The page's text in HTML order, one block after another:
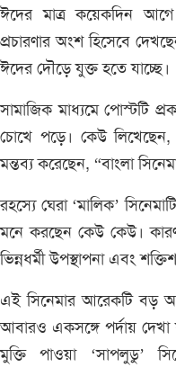
ঈদের মাত্র কয়েকদিন
প্রচারণার অংশ হিসেবে
ঈদের দৌড়ে যুক্ত হতে যাচ্ছে।
সামাজিক মাধ্যমে পোস্টটি
চোখে পড়ে। কেউ
মন্তব্য করেছেন, “বাংলা
রহস্যে ঘেরা ‘মালিক’
মনে করছেন কেউ কেউ।
ভিন্নধর্মী উপস্থাপনা এবং
এই সিনেমার আরেকটি বড়
আবারও একসঙ্গে পর্দায়
মুক্তি পাওয়া ‘সাপলুডু’